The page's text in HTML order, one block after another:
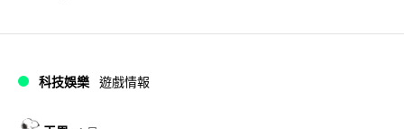
科技娛樂 遊戲情報